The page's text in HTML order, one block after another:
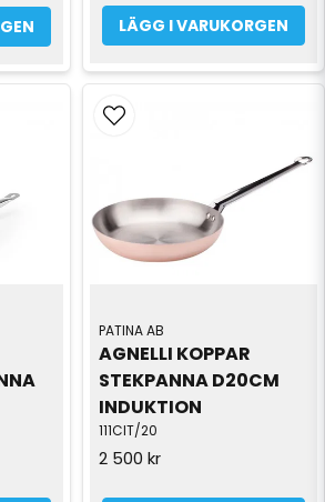
LÄGG I VARUKORGEN
PATINA AB
AGNELLI KOPPAR
STEKPANNA D20CM
INDUKTION
111CIT/20
2 500 kr